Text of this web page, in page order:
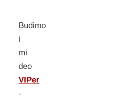
Budimo
i
mi
deo
VIPer
-